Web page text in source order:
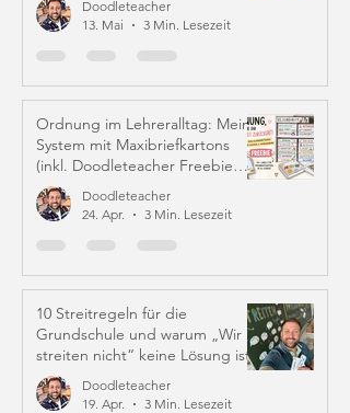
Doodleteacher
13. Mai
3 Min. Lesezeit
Ordnung im Lehreralltag: Mein
System mit Maxibriefkartons
(inkl. Doodleteacher Freebie
Labels) Doodleteacher
24. Apr.
3 Min. Lesezeit
10 Streitregeln für die
Grundschule und warum „Wir
streiten nicht“ keine Lösung ist
Doodleteacher
19. Apr.
3 Min. Lesezeit